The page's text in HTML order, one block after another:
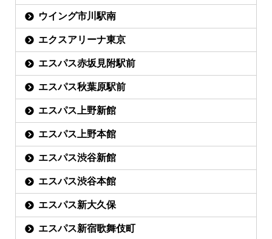
ウイング市川駅南
エクスアリーナ東京
エスパス赤坂見附駅前
エスパス秋葉原駅前
エスパス上野新館
エスパス上野本館
エスパス渋谷新館
エスパス渋谷本館
エスパス新大久保
エスパス新宿歌舞伎町